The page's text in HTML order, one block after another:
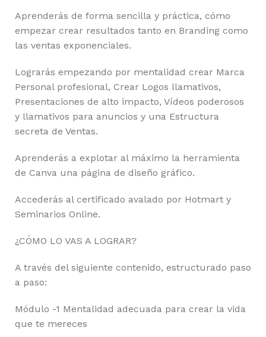
Aprenderás de forma sencilla y práctica, cómo
empezar crear resultados tanto en Branding como
las ventas exponenciales.
Lograrás empezando por mentalidad crear Marca
Personal profesional, Crear Logos llamativos,
Presentaciones de alto impacto, Vídeos poderosos
y llamativos para anuncios y una Estructura
secreta de Ventas.
Aprenderás a explotar al máximo la herramienta
de Canva una página de diseño gráfico.
Accederás al certificado avalado por Hotmart y
Seminarios Online.
¿CÓMO LO VAS A LOGRAR?
A través del siguiente contenido, estructurado paso
a paso:
Módulo -1 Mentalidad adecuada para crear la vida
que te mereces